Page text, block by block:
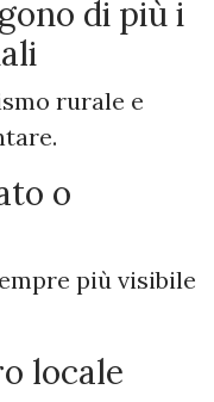
di più i
rurale e
o
più visibile
locale